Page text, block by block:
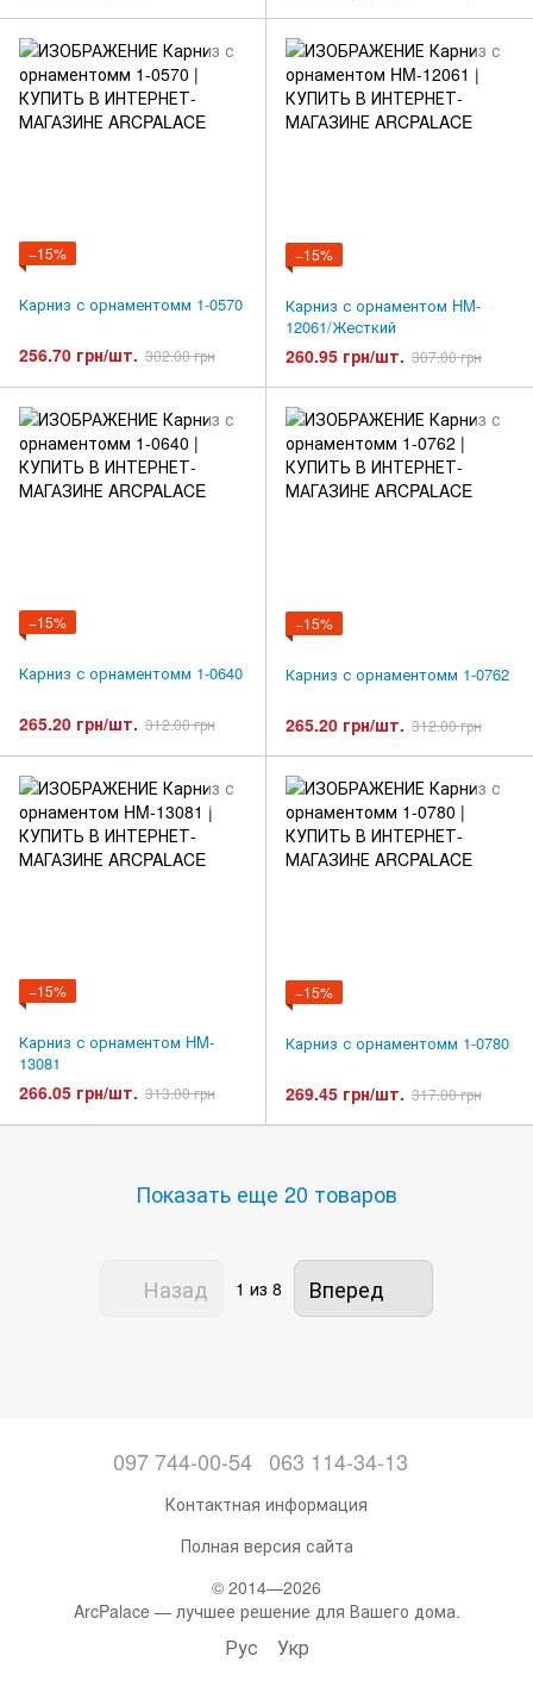
−15%
Карниз с орнаментомм 1-0570
256.70 грн/шт. 302.00 грн
−15%
Карниз с орнаментом HM-
12061/Жесткий
260.95 грн/шт. 307.00 грн
−15%
Карниз с орнаментомм 1-0640
265.20 грн/шт. 312.00 грн
−15%
Карниз с орнаментомм 1-0762
265.20 грн/шт. 312.00 грн
−15%
Карниз с орнаментом HM-
13081
266.05 грн/шт. 313.00 грн
−15%
Карниз с орнаментомм 1-0780
269.45 грн/шт. 317.00 грн
Показать еще 20 товаров
Назад 1 из 8 Вперед
097 744-00-54 063 114-34-13
Контактная информация
Полная версия сайта
© 2014—2026
ArcPalace — лучшее решение для Вашего дома.
Рус Укр